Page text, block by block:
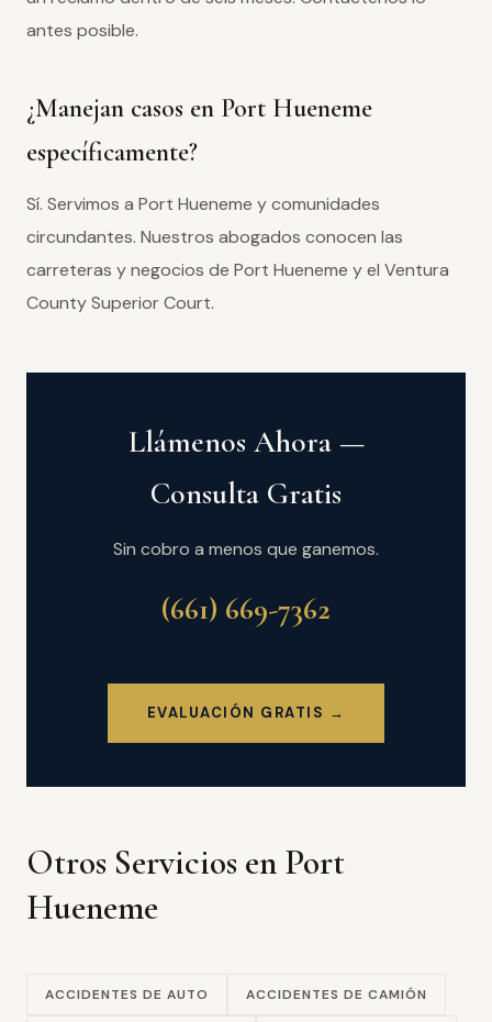
antes posible.
¿Manejan casos en Port Hueneme
específicamente?
Sí. Servimos a Port Hueneme y comunidades
circundantes. Nuestros abogados conocen las
carreteras y negocios de Port Hueneme y el Ventura
County Superior Court.
Llámenos Ahora —
Consulta Gratis
Sin cobro a menos que ganemos.
(661) 669-7362
EVALUACIÓN GRATIS →
Otros Servicios en Port
Hueneme
ACCIDENTES DE AUTO ACCIDENTES DE CAMIÓN